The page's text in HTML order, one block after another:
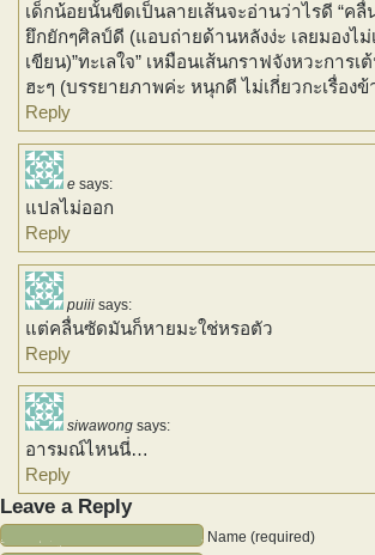
เด็กน้อยนั้นขีดเป็นลายเส้นจะอ่านว่าไรดี “คลื่
ยึกยักๆศิลป์ดี (แอบถ่ายด้านหลังง่ะ เลยมอง
เขียน)”ทะเลใจ” เหมือนเส้นกราฟจังหวะการ
ฮะๆ (บรรยายภาพค่ะ หนุกดี ไม่เกี่ยวกะเรื่อง
Reply
e says:
แปลไม่ออก
Reply
puiii says:
แต่คลื่นซัดมันก็หายมะใช่หรอตัว
Reply
siwawong says:
อารมณ์ไหนนี่…
Reply
Leave a Reply
Name (required)